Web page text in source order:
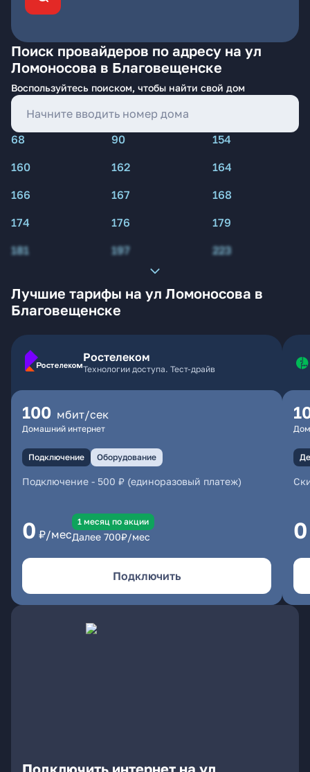
Поиск провайдеров по адресу на ул
Ломоносова в Благовещенске
Воспользуйтесь поиском, чтобы найти свой дом
68 90
154
160
162
164
166
167
168
174
176
179
181
197 223
Лучшие тарифы на ул Ломоносова в
Благовещенске
Ростелеком
Технологии доступа. Тест-драйв
100 мбит/сек
Домашний интернет
Подключение Оборудование
Подключение - 500 ₽ (единоразовый платеж)
0 ₽/мес
1 месяц по акции
Далее 700₽/мес
Подключить
0
Подключить интернет на ул